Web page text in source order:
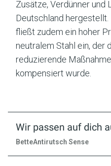
Zusätze, Verdünner und
Deutschland
fließt zudem ein hoher
neutralem Stahl ein, der
reduzierende
kompensiert wurde.
Wir passen auf dich
BetteAntirutsch Sense